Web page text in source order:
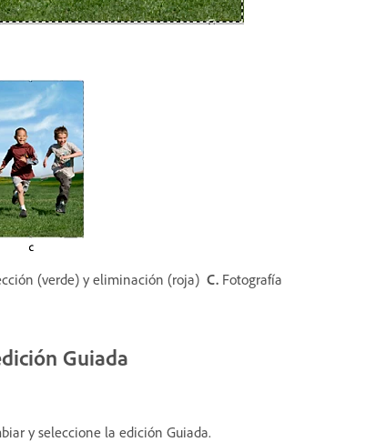
(verde) y eliminación (roja) C. Fotografía
Guiada
y seleccione la edición Guiada.